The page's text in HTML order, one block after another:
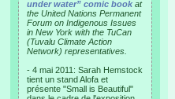
under water” comic book at
the United Nations Permanent
Forum on Indigenous Issues
in New York with the TuCan
(Tuvalu Climate Action
Network) representatives.
- 4 mai 2011: Sarah Hemstock
tient un stand Alofa et
présente "Small is Beautiful"